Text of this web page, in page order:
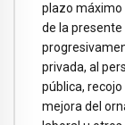
plazo máximo
de la presente
privada, al
pública,
mejora del